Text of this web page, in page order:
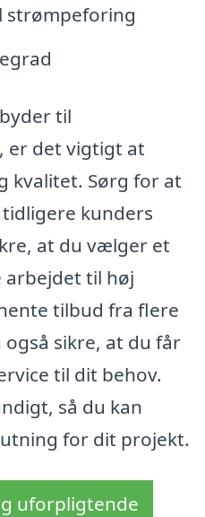
strømpeforing
til
er det vigtigt at
kvalitet. Sørg for at
kunders
at du vælger et
arbejdet til høj
tilbud fra flere
sikre, at du får
til dit behov.
så du kan
for dit projekt.
uforpligtende